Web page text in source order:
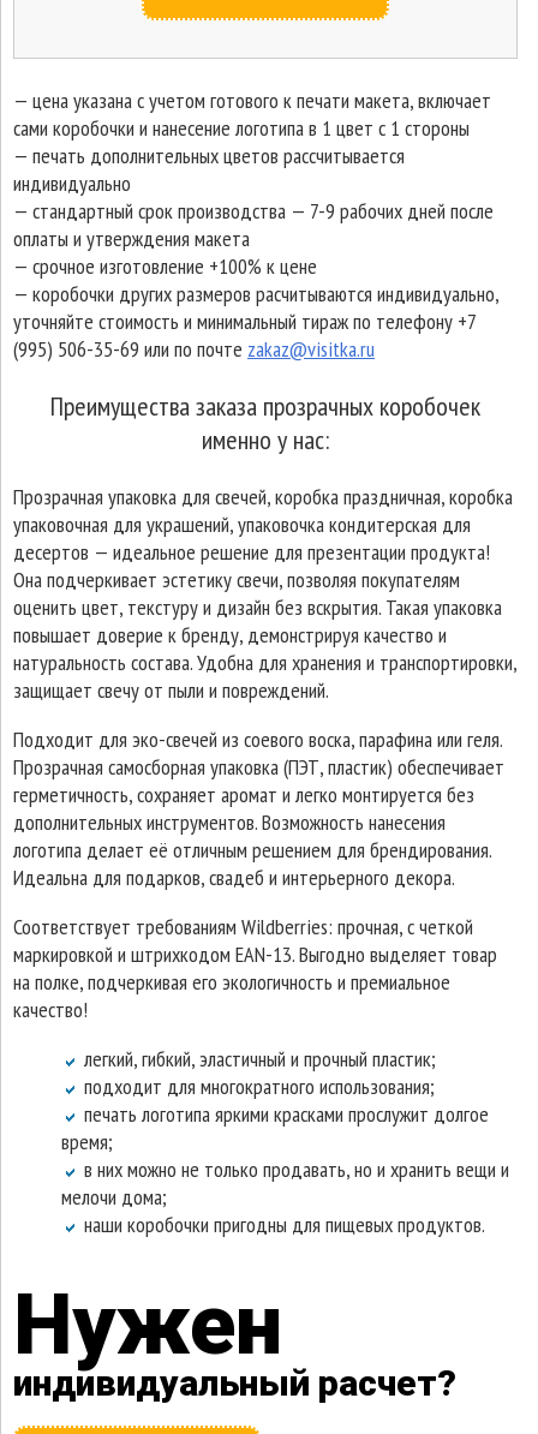
— цена указана с учетом готового к печати макета, включает
сами коробочки и нанесение логотипа в 1 цвет с 1 стороны
— печать дополнительных цветов рассчитывается
индивидуально
— стандартный срок производства — 7-9 рабочих дней после
оплаты и утверждения макета
— срочное изготовление +100% к цене
— коробочки других размеров расчитываются индивидуально,
уточняйте стоимость и минимальный тираж по телефону +7
(995) 506-35-69 или по почте zakaz@visitka.ru
Преимущества заказа прозрачных коробочек
именно у нас:
Прозрачная упаковка для свечей, коробка праздничная, коробка
упаковочная для украшений, упаковочка кондитерская для
десертов — идеальное решение для презентации продукта!
Она подчеркивает эстетику свечи, позволяя покупателям
оценить цвет, текстуру и дизайн без вскрытия. Такая упаковка
повышает доверие к бренду, демонстрируя качество и
натуральность состава. Удобна для хранения и транспортировки,
защищает свечу от пыли и повреждений.
Подходит для эко-свечей из соевого воска, парафина или геля.
Прозрачная самосборная упаковка (ПЭТ, пластик) обеспечивает
герметичность, сохраняет аромат и легко монтируется без
дополнительных инструментов. Возможность нанесения
логотипа делает её отличным решением для брендирования.
Идеальна для подарков, свадеб и интерьерного декора.
Соответствует требованиям Wildberries: прочная, с четкой
маркировкой и штрихкодом EAN-13. Выгодно выделяет товар
на полке, подчеркивая его экологичность и премиальное
качество!
легкий, гибкий, эластичный и прочный пластик;
подходит для многократного использования;
печать логотипа яркими красками прослужит долгое
время;
в них можно не только продавать, но и хранить вещи и
мелочи дома;
наши коробочки пригодны для пищевых продуктов.
Нужен
индивидуальный расчет?